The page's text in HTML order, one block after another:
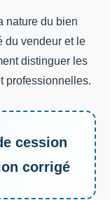
nature du bien
du vendeur et le
distinguer les
professionnelles.
cession
corrigé